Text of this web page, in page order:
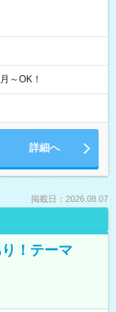
OK！
詳細へ
掲載日：2026.08.07
！テーマ